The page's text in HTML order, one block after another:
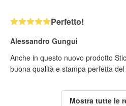
Perfetto!
Alessandro Gungui
Anche in questo nuovo prodotto
buona qualità e stampa perfetta
Mostra tutte le